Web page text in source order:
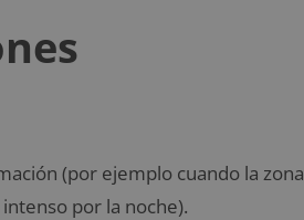
(por ejemplo cuando la zona
por la noche).